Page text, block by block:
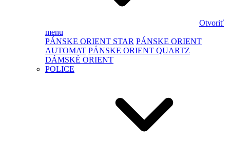
Otvoriť
menu
PÁNSKE ORIENT STAR PÁNSKE ORIENT
AUTOMAT PÁNSKE ORIENT QUARTZ
DÁMSKÉ ORIENT
POLICE